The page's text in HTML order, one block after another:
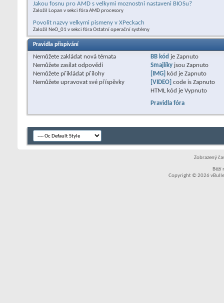
Jakou fosnu pro AMD s velkymi moznostni nastaveni BIOSu?
Založil Lopan v sekci fóra AMD procesory
Povolit nazvy velkymi pismeny v XPeckach
Založil NeO_01 v sekci fóra Ostatní operační systémy
Pravidla přispívání
Nemůžete zakládat nová témata
Nemůžete zasílat odpovědi
Nemůžete přikládat přílohy
Nemůžete upravovat své příspěvky
BB kód je Zapnuto
Smajlíkyjsou Zapnuto
[IMG]
kód je Zapnuto
[VIDEO] code is Zapnuto
HTML kód je Vypnuto
Pravidla fóra
Zobrazený
Běží
Copyright © 2026